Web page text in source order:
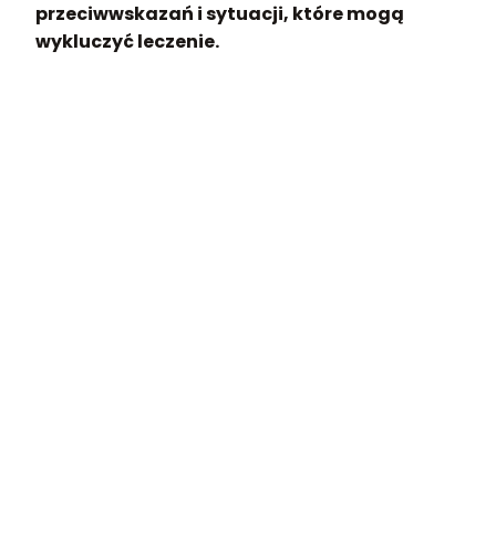
przeciwwskazań i sytuacji, które mogą
wykluczyć leczenie.